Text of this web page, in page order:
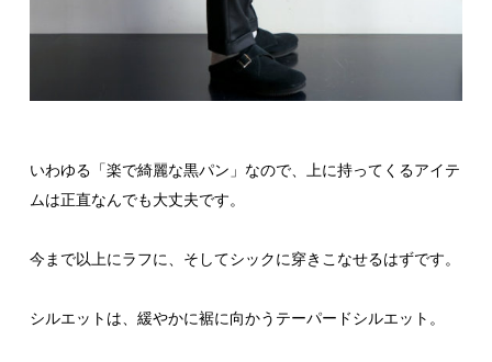
いわゆる「楽で綺麗な黒パン」なので、上に持ってくるアイテ
ムは正直なんでも大丈夫です。
今まで以上にラフに、そしてシックに穿きこなせるはずです。
シルエットは、緩やかに裾に向かうテーパードシルエット。